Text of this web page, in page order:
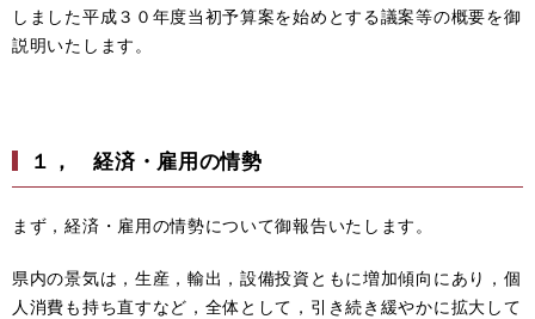
しました平成３０年度当初予算案を始めとする議案等の概要を御
説明いたします。
１， 経済・雇用の情勢
まず，経済・雇用の情勢について御報告いたします。
県内の景気は，生産，輸出，設備投資ともに増加傾向にあり，個
人消費も持ち直すなど，全体として，引き続き緩やかに拡大して